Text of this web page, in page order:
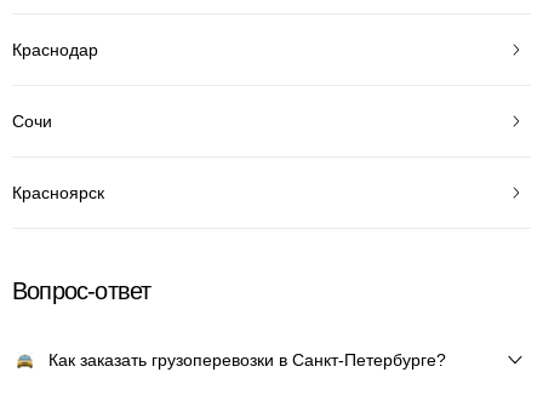
Краснодар
Сочи
Красноярск
Вопрос-ответ
Как заказать грузоперевозки в Санкт-Петербурге?